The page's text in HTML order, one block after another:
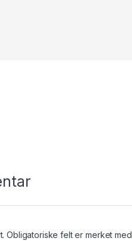
Obligatoriske felt er merket med